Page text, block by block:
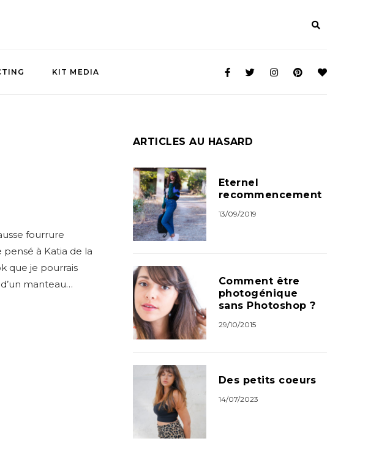
KIT MEDIA
fourrure
pensé à Katia de la
que je pourrais
manteau…
ARTICLES AU HASARD
Eternel
recommencement
13/09/2019
Comment être
photogénique
sans Photoshop ?
29/10/2015
Des petits coeurs
14/07/2023